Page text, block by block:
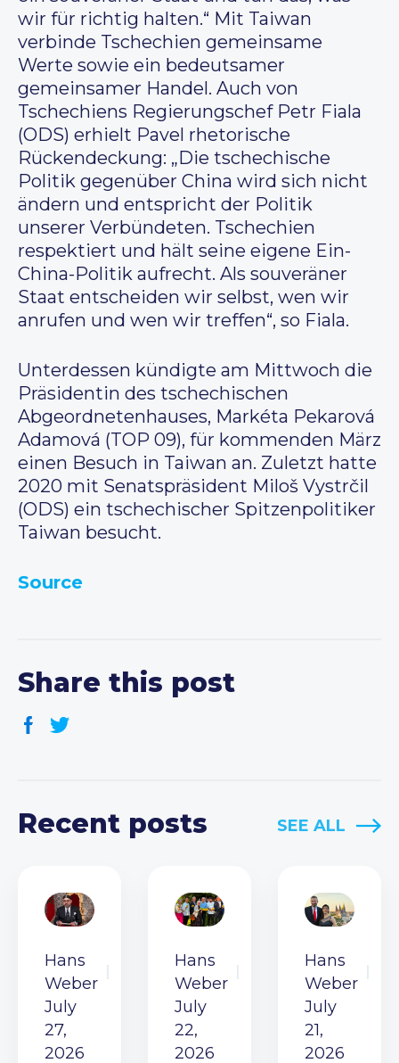
wir für richtig halten.“ Mit Taiwan
verbinde Tschechien gemeinsame
Werte sowie ein bedeutsamer
gemeinsamer Handel. Auch von
Tschechiens Regierungschef Petr Fiala
(ODS) erhielt Pavel rhetorische
Rückendeckung: „Die tschechische
Politik gegenüber China wird sich nicht
ändern und entspricht der Politik
unserer Verbündeten. Tschechien
respektiert und hält seine eigene Ein-
China-Politik aufrecht. Als souveräner
Staat entscheiden wir selbst, wen wir
anrufen und wen wir treffen“, so Fiala.
Unterdessen kündigte am Mittwoch die
Präsidentin des tschechischen
Abgeordnetenhauses, Markéta Pekarová
Adamová (TOP 09), für kommenden März
einen Besuch in Taiwan an. Zuletzt hatte
2020 mit Senatspräsident Miloš Vystrčil
(ODS) ein tschechischer Spitzenpolitiker
Taiwan besucht.
Source
Share this post
Recent posts SEE ALL
Hans
Weber
July
27,
2026
Hans
Weber
July
22,
2026
Hans
Weber
July
21,
2026